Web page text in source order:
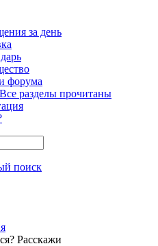
за день
форума
Все разделы прочитаны
поиск
Расскажи